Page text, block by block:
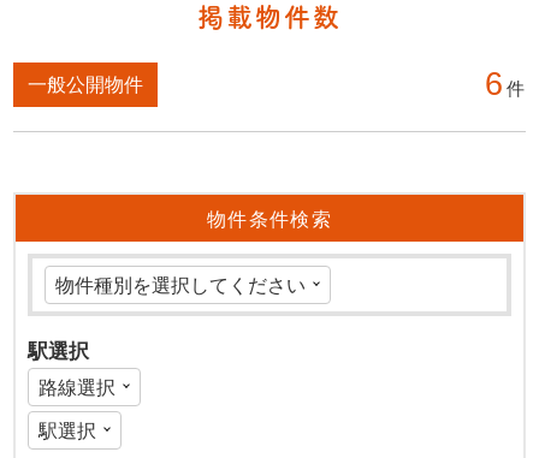
掲載物件数
一般公開物件 6件
物件条件検索
駅選択